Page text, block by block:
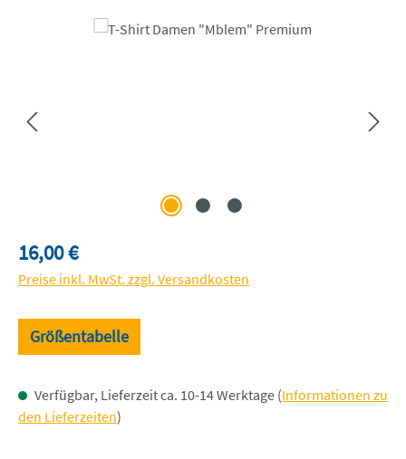
Bildergalerie überspringen
Regulärer Preis:
16,00 €
Preise inkl. MwSt. zzgl. Versandkosten
Größentabelle
Verfügbar, Lieferzeit ca. 10-14 Werktage (Informationen zu
den Lieferzeiten)